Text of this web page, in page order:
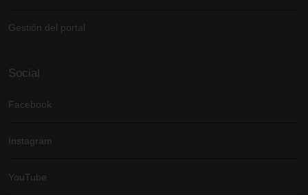
Gestión del portal
Social
Facebook
Instagram
YouTube